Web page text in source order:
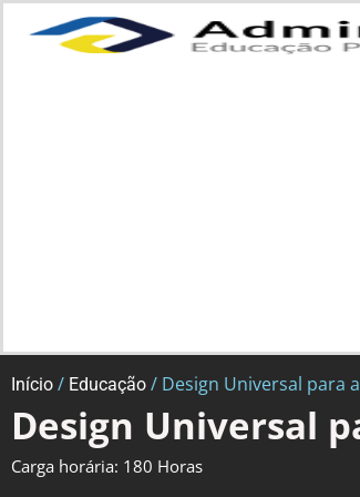
Início / Educação / Design Universal para
Design Universal
Carga horária: 180 Horas